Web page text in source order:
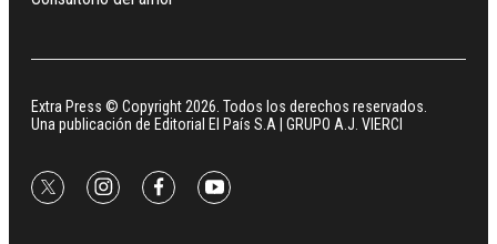
Extra Press © Copyright 2026. Todos los derechos reservados.
Una publicación de Editorial El País S.A | GRUPO A.J. VIERCI
twitterinstagramfacebookyoutube